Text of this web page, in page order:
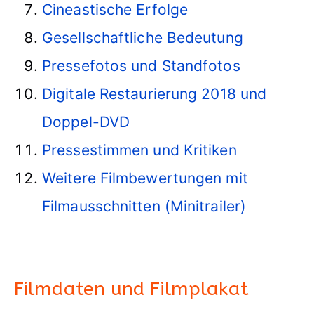
Cineastische Erfolge
Gesellschaftliche Bedeutung
Pressefotos und Standfotos
Digitale Restaurierung 2018 und
Doppel-DVD
Pressestimmen und Kritiken
Weitere Filmbewertungen mit
Filmausschnitten (Minitrailer)
Filmdaten und Filmplakat